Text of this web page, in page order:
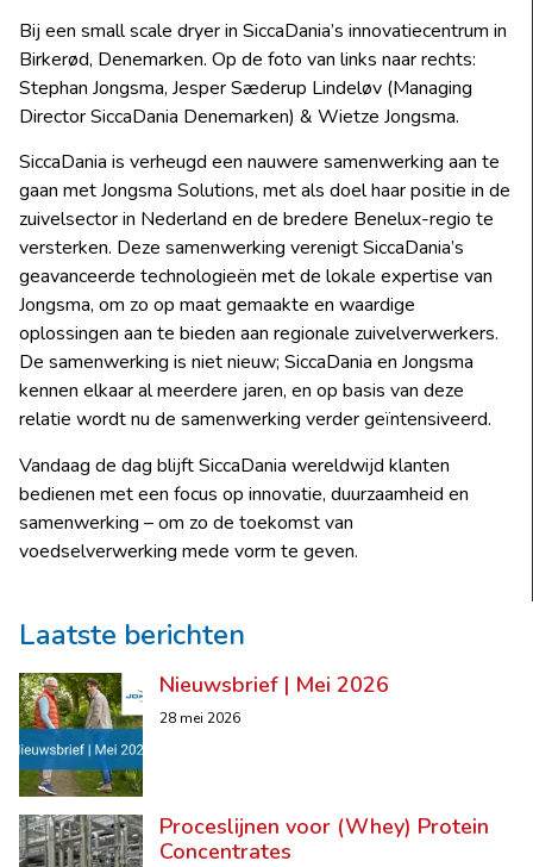
Bij een small scale dryer in SiccaDania’s innovatiecentrum in
Birkerød, Denemarken. Op de foto van links naar rechts:
Stephan Jongsma, Jesper Sæderup Lindeløv (Managing
Director SiccaDania Denemarken) & Wietze Jongsma.
SiccaDania is verheugd een nauwere samenwerking aan te
gaan met Jongsma Solutions, met als doel haar positie in de
zuivelsector in Nederland en de bredere Benelux-regio te
versterken. Deze samenwerking verenigt SiccaDania’s
geavanceerde technologieën met de lokale expertise van
Jongsma, om zo op maat gemaakte en waardige
oplossingen aan te bieden aan regionale zuivelverwerkers.
De samenwerking is niet nieuw; SiccaDania en Jongsma
kennen elkaar al meerdere jaren, en op basis van deze
relatie wordt nu de samenwerking verder geïntensiveerd.
Vandaag de dag blijft SiccaDania wereldwijd klanten
bedienen met een focus op innovatie, duurzaamheid en
samenwerking – om zo de toekomst van
voedselverwerking mede vorm te geven.
Laatste berichten
Nieuwsbrief | Mei 2026
28 mei 2026
Proceslijnen voor (Whey) Protein
Concentrates